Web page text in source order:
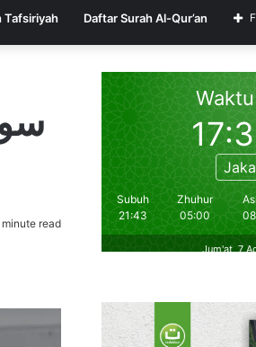
Tafsiriyah Daftar Surah Al-Qur’an
minute read